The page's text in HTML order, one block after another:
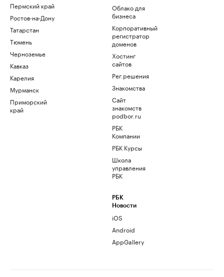
Пермский край
Ростов-на-Дону
Татарстан
Тюмень
Черноземье
Кавказ
Карелия
Мурманск
Приморский
край
Облако для
бизнеса
Корпоративный
регистратор
доменов
Хостинг
сайтов
Рег.решения
Знакомства
Сайт
знакомств
podbor.ru
РБК
Компании
РБК Курсы
Школа
управления
РБК
РБК
Новости
iOS
Android
AppGallery